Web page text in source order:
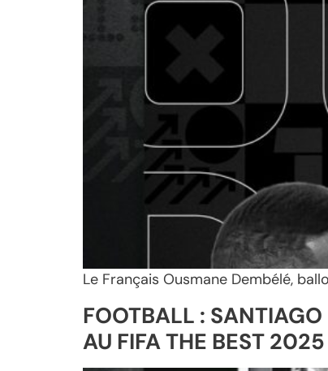
Le Français Ousmane Dembélé,
FOOTBALL :
AU FIFA THE BEST 2025